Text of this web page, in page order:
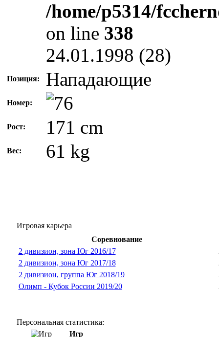
/home/p5314/
on line 338
24.01.1998 (28)
Позиция: Нападающие
Номер:
Рост: 171 cm
Вес: 61 kg
Игровая карьера
Соревнование
2 дивизион, зона Юг 2016/17
2 дивизион, зона Юг 2017/18
2 дивизион, группа Юг 2018/19
Олимп - Кубок России 2019/20
Персональная статистика:
Игр